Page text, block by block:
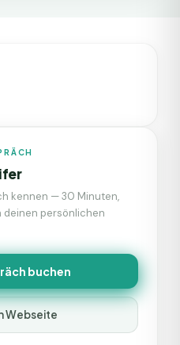
kennen — 30 Minuten,
deinen persönlichen
buchen
Webseite